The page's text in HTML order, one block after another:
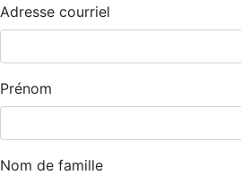
Adresse courriel
Prénom
Nom de famille